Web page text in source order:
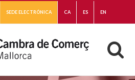
SEDE ELECTRÓNICA CA ES EN